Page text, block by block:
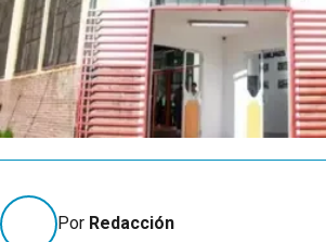
Por Redacción